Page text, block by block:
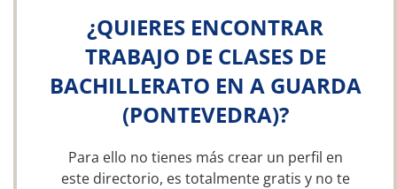
¿QUIERES ENCONTRAR
TRABAJO DE CLASES DE
BACHILLERATO EN A GUARDA
(PONTEVEDRA)?
Para ello no tienes más crear un perfil en
este directorio, es totalmente gratis y no te